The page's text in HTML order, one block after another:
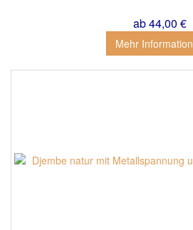
ab 44,00 €
Mehr